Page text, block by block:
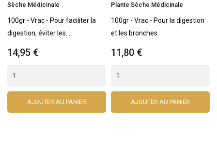
Sèche Médicinale
100gr - Vrac - Pour faciliter la
digestion, éviter les...
14,95 €
AJOUTER AU PANIER
Plante Sèche Médicinale
100gr - Vrac - Pour la digestion
et les bronches.
11,80 €
AJOUTER AU PANIER